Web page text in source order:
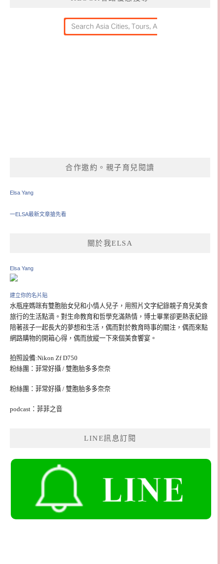
合作邀約。親子育兒閱讀
Elsa Yang
一ELSA最新文章搶先看
關於我ELSA
Elsa Yang
建立你的名片貼
水瓶座媽咪有雙胞胎女兒和小情人兒子，用照片文字紀錄親子育兒美食
旅行的生活點滴。對生命教育和哲學充滿熱情，博士畢業卻更熱衷紀錄
陪著孩子一起長大的夢想和生活，偶而對於教育時事的關注，偶而來點
網路購物的開箱心得，偶而放縱一下來個美食饗宴。
拍照設備:Nikon Zf D750
粉絲團：菲常好攝 / 雙胞胎多多奈奈
粉絲團：菲常好攝 / 雙胞胎多多奈奈
podcast：菲菲之音
LINE訊息訂閱